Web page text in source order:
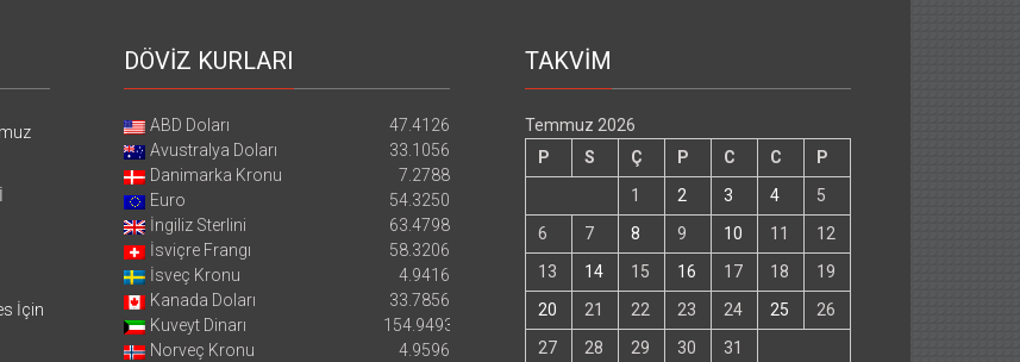
İçin
DÖVİZ KURLARI
ABD Doları
47.4126
Avustralya Doları
33.1056
Danimarka Kronu
7.2788
Euro
54.3250
İngiliz Sterlini
63.4798
İsviçre Frangı
58.3206
İsveç Kronu
4.9416
Kanada Doları
33.7856
Kuveyt Dinarı
154.9493
Norveç Kronu
4.9596
TAKVİM
Temmuz 2026
P
S Ç P C C
P
1
2 3 4
5
6
7 8 9 10 11
12
13
14 15 16 17 18
19
20
21 22 23 24 25
26
27
28 29 30 31